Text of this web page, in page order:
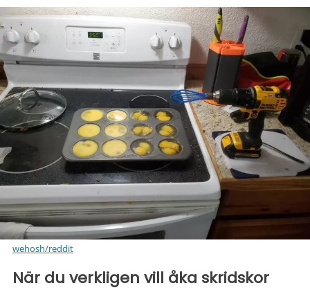
wehosh/reddit
När du verkligen vill åka skridskor